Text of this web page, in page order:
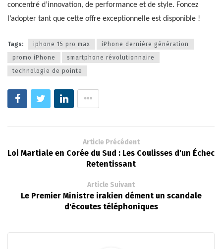
concentré d’innovation, de performance et de style. Foncez
l’adopter tant que cette offre exceptionnelle est disponible !
Tags: iphone 15 pro max
iPhone dernière génération
promo iPhone
smartphone révolutionnaire
technologie de pointe
Article Précédent
Loi Martiale en Corée du Sud : Les Coulisses d'un Échec
Retentissant
Article Suivant
Le Premier Ministre irakien dément un scandale
d'écoutes téléphoniques